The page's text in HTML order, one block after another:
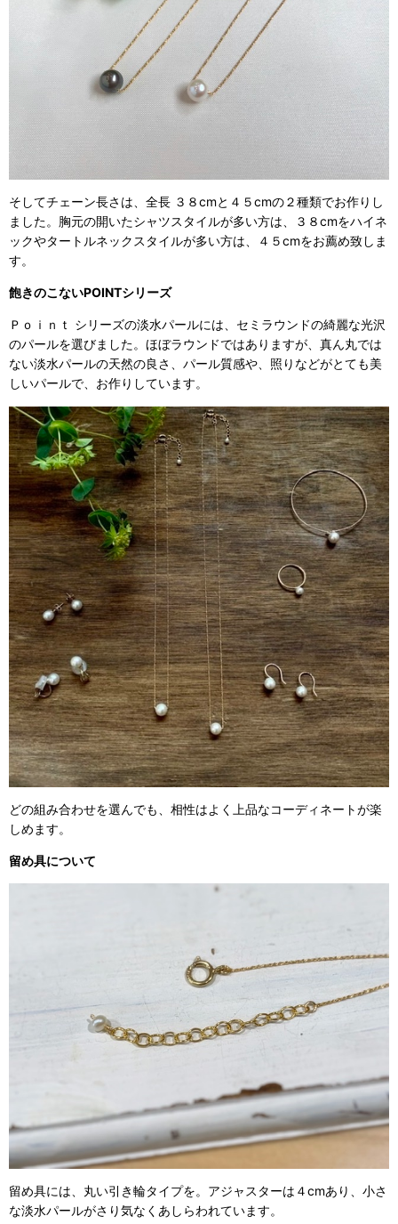
そしてチェーン長さは、全長 ３８cmと４５cmの２種類でお作りし
ました。胸元の開いたシャツスタイルが多い方は、３８cmをハイネ
ックやタートルネックスタイルが多い方は、４５cmをお薦め致しま
す。
飽きのこないPOINTシリーズ
Ｐｏｉｎｔ シリーズの淡水パールには、セミラウンドの綺麗な光沢
のパールを選びました。ほぼラウンドではありますが、真ん丸では
ない淡水パールの天然の良さ、パール質感や、照りなどがとても美
しいパールで、お作りしています。
どの組み合わせを選んでも、相性はよく上品なコーディネートが楽
しめます。
留め具について
留め具には、丸い引き輪タイプを。アジャスターは４cmあり、小さ
な淡水パールがさり気なくあしらわれています。